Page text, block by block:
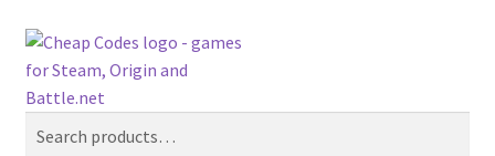
Skip
to
navigation
Skip
to
content
Search